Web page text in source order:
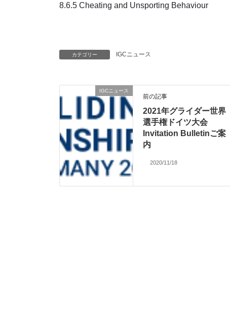
8.6.5 Cheating and Unsporting Behaviour
カテゴリー IGCニュース
IGCニュース
前の記事
2021年グライダー世界
選手権ドイツ大会
Invitation Bulletinご案
内
2020/11/18